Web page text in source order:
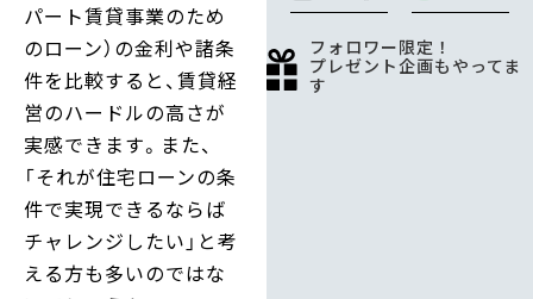
パート賃貸事業のため
のローン）の金利や諸条
件を比較すると、賃貸経
営のハードルの高さが
実感できます。また、
「それが住宅ローンの条
件で実現できるならば
チャレンジしたい」と考
える方も多いのではな
フォロワー限定！
プレゼント企画もやってま
す